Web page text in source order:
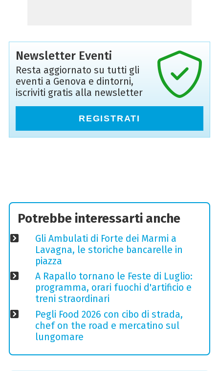
Newsletter Eventi
Resta aggiornato su tutti gli
eventi a Genova e dintorni,
iscriviti gratis alla newsletter
REGISTRATI
Potrebbe interessarti anche
Gli Ambulati di Forte dei Marmi a
Lavagna, le storiche bancarelle in
piazza
A Rapallo tornano le Feste di Luglio:
programma, orari fuochi d'artificio e
treni straordinari
Pegli Food 2026 con cibo di strada,
chef on the road e mercatino sul
lungomare